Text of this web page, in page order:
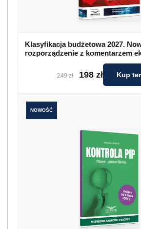
Klasyfikacja budżetowa 2027.
rozporządzenie z komentarzem
249 zł 198 zł Kup
NOWOŚĆ